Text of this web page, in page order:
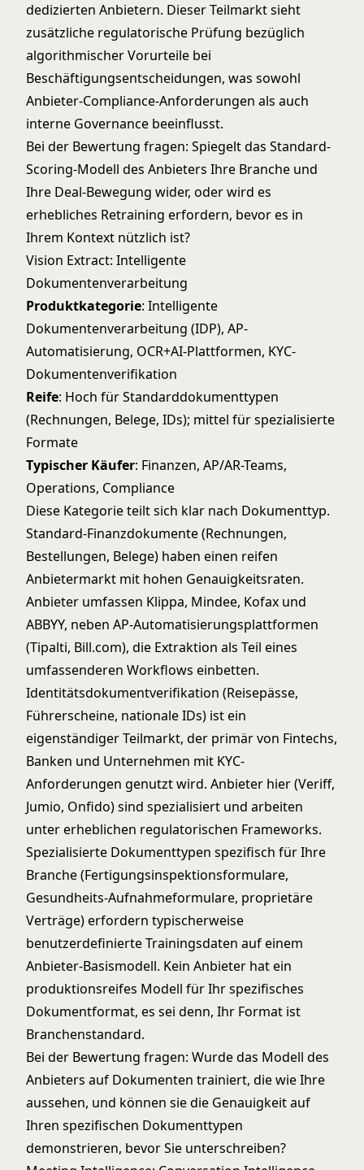
dedizierten Anbietern. Dieser Teilmarkt sieht
zusätzliche regulatorische Prüfung bezüglich
algorithmischer Vorurteile bei
Beschäftigungsentscheidungen, was sowohl
Anbieter-Compliance-Anforderungen als auch
interne Governance beeinflusst.
Bei der Bewertung fragen: Spiegelt das Standard-
Scoring-Modell des Anbieters Ihre Branche und
Ihre Deal-Bewegung wider, oder wird es
erhebliches Retraining erfordern, bevor es in
Ihrem Kontext nützlich ist?
Vision Extract: Intelligente
Dokumentenverarbeitung
Produktkategorie: Intelligente
Dokumentenverarbeitung (IDP), AP-
Automatisierung, OCR+AI-Plattformen, KYC-
Dokumentenverifikation
Reife: Hoch für Standarddokumenttypen
(Rechnungen, Belege, IDs); mittel für spezialisierte
Formate
Typischer Käufer: Finanzen, AP/AR-Teams,
Operations, Compliance
Diese Kategorie teilt sich klar nach Dokumenttyp.
Standard-Finanzdokumente (Rechnungen,
Bestellungen, Belege) haben einen reifen
Anbietermarkt mit hohen Genauigkeitsraten.
Anbieter umfassen Klippa, Mindee, Kofax und
ABBYY, neben AP-Automatisierungsplattformen
(Tipalti, Bill.com), die Extraktion als Teil eines
umfassenderen Workflows einbetten.
Identitätsdokumentverifikation (Reisepässe,
Führerscheine, nationale IDs) ist ein
eigenständiger Teilmarkt, der primär von Fintechs,
Banken und Unternehmen mit KYC-
Anforderungen genutzt wird. Anbieter hier (Veriff,
Jumio, Onfido) sind spezialisiert und arbeiten
unter erheblichen regulatorischen Frameworks.
Spezialisierte Dokumenttypen spezifisch für Ihre
Branche (Fertigungsinspektionsformulare,
Gesundheits-Aufnahmeformulare, proprietäre
Verträge) erfordern typischerweise
benutzerdefinierte Trainingsdaten auf einem
Anbieter-Basismodell. Kein Anbieter hat ein
produktionsreifes Modell für Ihr spezifisches
Dokumentformat, es sei denn, Ihr Format ist
Branchenstandard.
Bei der Bewertung fragen: Wurde das Modell des
Anbieters auf Dokumenten trainiert, die wie Ihre
aussehen, und können sie die Genauigkeit auf
Ihren spezifischen Dokumenttypen
demonstrieren, bevor Sie unterschreiben?